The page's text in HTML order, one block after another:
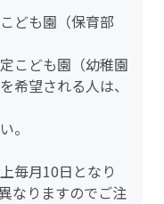
ども園（保育部
こども園（幼稚園
希望される人は、
。
毎月10日となり
なりますのでご注